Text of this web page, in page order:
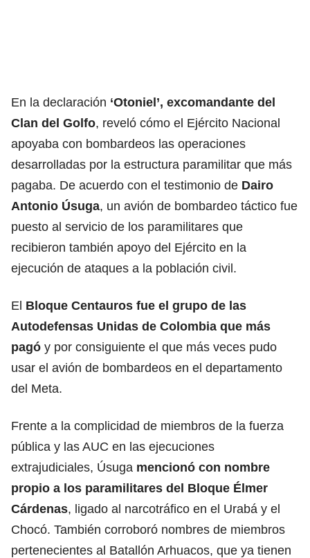
En la declaración ‘Otoniel’, excomandante del
Clan del Golfo, reveló cómo el Ejército Nacional
apoyaba con bombardeos las operaciones
desarrolladas por la estructura paramilitar que más
pagaba. De acuerdo con el testimonio de Dairo
Antonio Úsuga, un avión de bombardeo táctico fue
puesto al servicio de los paramilitares que
recibieron también apoyo del Ejército en la
ejecución de ataques a la población civil.
El Bloque Centauros fue el grupo de las
Autodefensas Unidas de Colombia que más
pagó y por consiguiente el que más veces pudo
usar el avión de bombardeos en el departamento
del Meta.
Frente a la complicidad de miembros de la fuerza
pública y las AUC en las ejecuciones
extrajudiciales, Úsuga mencionó con nombre
propio a los paramilitares del Bloque Élmer
Cárdenas, ligado al narcotráfico en el Urabá y el
Chocó. También corroboró nombres de miembros
pertenecientes al Batallón Arhuacos, que ya tienen